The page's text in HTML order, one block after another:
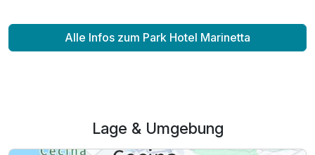
Alle Infos zum Park Hotel Marinetta
Lage & Umgebung